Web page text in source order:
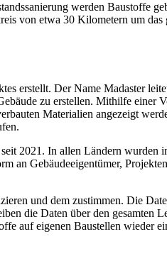
werden Baustoffe
von etwa 30 Kilometern um
erstellt. Der Name Madaster
zu erstellen. Mithilfe einer
Materialien angezeigt
2021. In allen Ländern wurden
an Gebäudeeigentümer,
und dem zustimmen. Die
die Daten über den gesamten
auf eigenen Baustellen wieder